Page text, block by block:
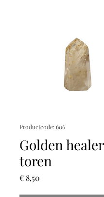
Productcode: 606
Golden healer
toren
€ 8,50